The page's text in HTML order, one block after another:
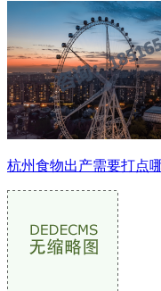
杭州食物出产需要打点